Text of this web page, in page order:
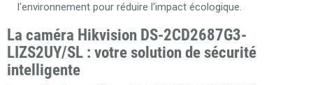
l'environnement pour réduire l'impact écologique.
La caméra Hikvision DS-2CD2687G3-
LIZS2UY/SL : votre solution de sécurité
intelligente